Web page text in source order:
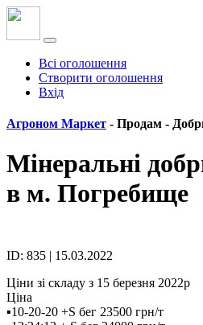
Всі оголошення
Створити оголошення
Вхід
Агроном Маркет - Продам -
Мінеральні
в м. Погребище
ID: 835 | 15.03.2022
Ціни зі складу з 15 березня 2022р
Ціна
▪️10-20-20 +S бег 23500 грн/т